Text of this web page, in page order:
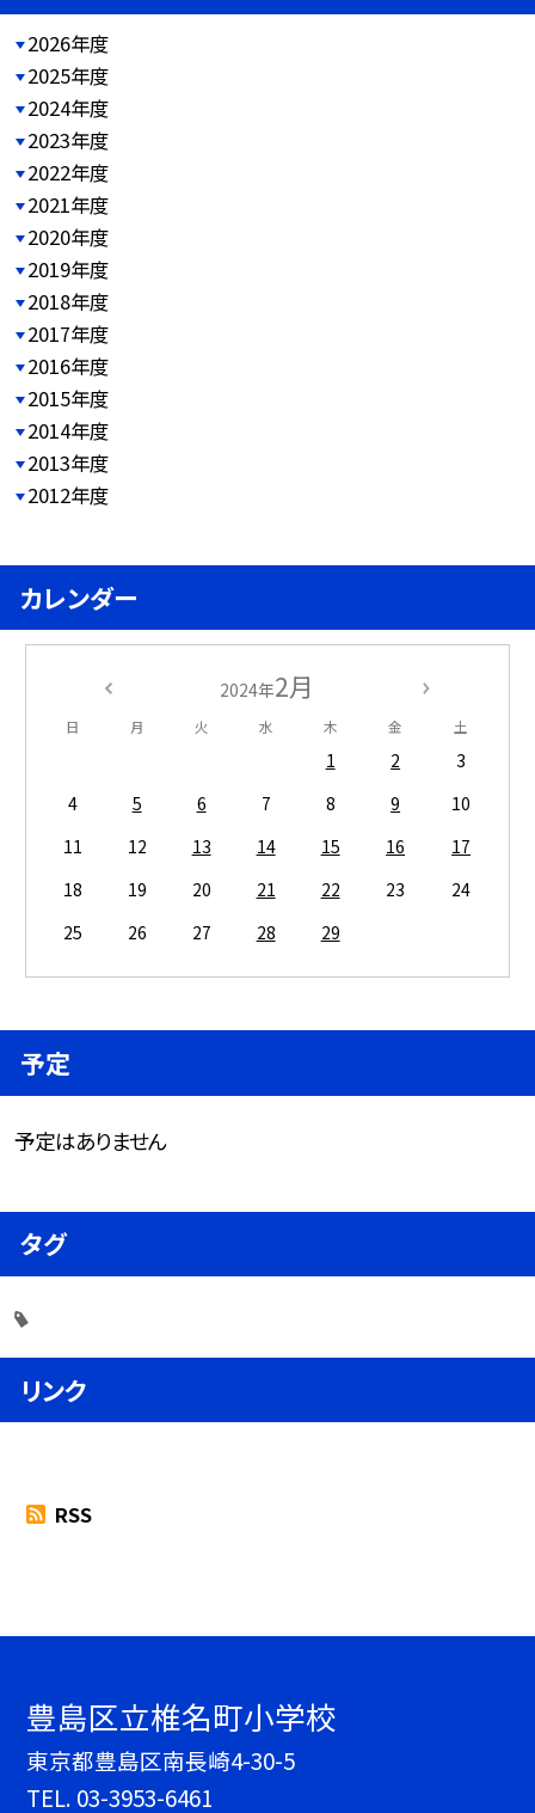
2026年度
2025年度
2024年度
2023年度
2022年度
2021年度
2020年度
2019年度
2018年度
2017年度
2016年度
2015年度
2014年度
2013年度
2012年度
カレンダー
2024年2月
日 月 火 水 木 金 土
1 2
3
4
5 6 7 8 9
10
11
12 13 14 15 16
17
18
19 20 21 22 23
24
25
26 27 28 29
予定
予定はありません
タグ
リンク
RSS
豊島区立椎名町小学校
東京都豊島区南長崎4-30-5
TEL. 03-3953-6461